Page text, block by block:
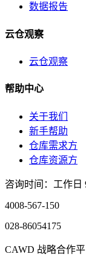
首页
找仓 / 租仓
找需求
找仓 / 租仓